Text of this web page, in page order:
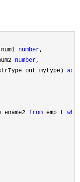
number,
number,
out mytype)
as
from emp t